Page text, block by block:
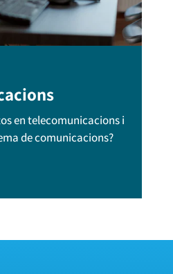
en telecomunicacions i
de comunicacions?